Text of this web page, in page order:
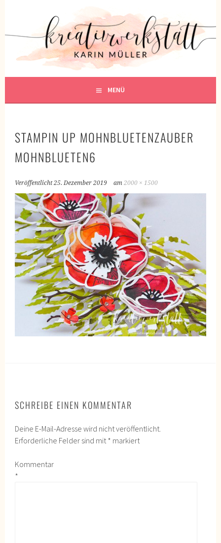
KREATIVWERKSTATT
KREATIV SEIN
MENÜ
STAMPIN UP MOHNBLUETENZAUBER
MOHNBLUETEN6
Veröffentlicht25. Dezember 2019 am2000 × 1500
SCHREIBE EINEN KOMMENTAR
Deine E-Mail-Adresse wird nicht veröffentlicht.
Erforderliche Felder sind mit* markiert
Kommentar
*